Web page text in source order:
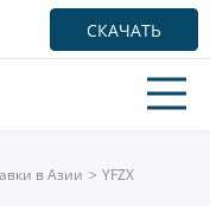
СКАЧАТЬ
в Азии YFZX